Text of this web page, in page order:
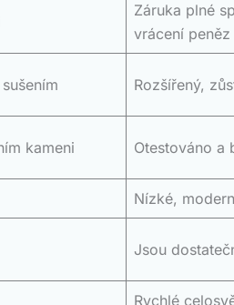
Záruka plné
vrácení peněz
Rozšířený,
kameni Otestováno a
Nízké,
Jsou
Rychlé